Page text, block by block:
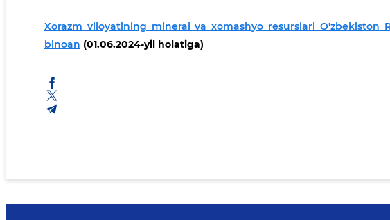
Xorazm viloyatining mineral va xomashyo resurslari O'zbekiston
binoan (01.06.2024-yil holatiga)